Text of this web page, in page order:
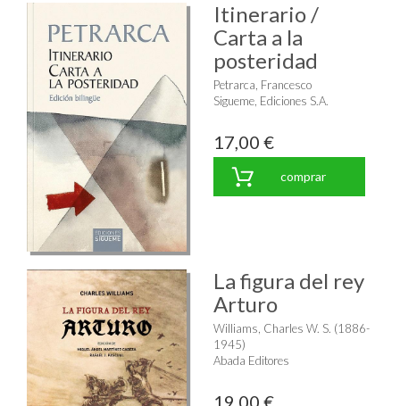
Itinerario /
Carta a la
posteridad
Petrarca, Francesco
Sigueme, Ediciones S.A.
17,00 €
comprar
La figura del rey
Arturo
Williams, Charles W. S. (1886-
1945)
Abada Editores
19,00 €